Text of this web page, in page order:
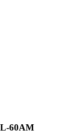
60AM